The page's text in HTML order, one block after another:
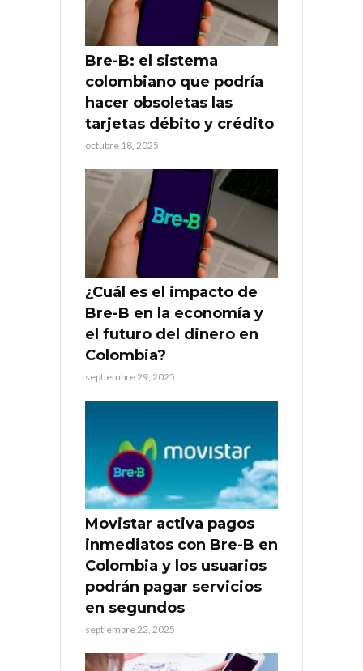
Bre-B: el sistema
colombiano que podría
hacer obsoletas las
tarjetas débito y crédito
octubre 18, 2025
¿Cuál es el impacto de
Bre-B en la economía y
el futuro del dinero en
Colombia?
septiembre 29, 2025
Movistar activa pagos
inmediatos con Bre-B en
Colombia y los usuarios
podrán pagar servicios
en segundos
septiembre 22, 2025